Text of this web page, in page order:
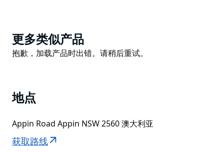
Product
List
更多类似产品
Product
抱歉，加载产品时出错。请稍后重试。
地点
Appin Road Appin NSW 2560 澳大利亚
获取路线